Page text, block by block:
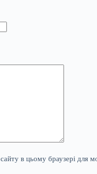
в цьому браузері для